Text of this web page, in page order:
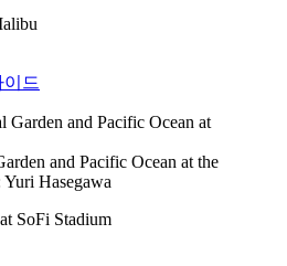
드
and Pacific Ocean at the
Yuri Hasegawa